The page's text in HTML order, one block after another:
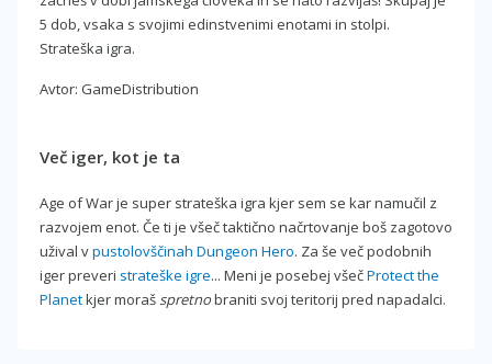
5 dob, vsaka s svojimi edinstvenimi enotami in stolpi.
Strateška igra.
Avtor: GameDistribution
Več iger, kot je ta
Age of War je super strateška igra kjer sem se kar namučil z
razvojem enot. Če ti je všeč taktično načrtovanje boš zagotovo
užival vpustolovščinah Dungeon Hero. Za še več podobnih
iger preveri strateške igre... Meni je posebej všečProtect the
Planetkjer morašspretnobraniti svoj teritorij pred napadalci.